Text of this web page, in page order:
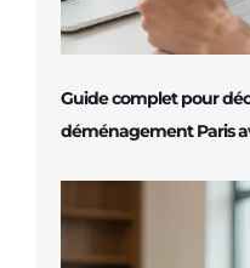
Guide complet pour
déménagement Paris